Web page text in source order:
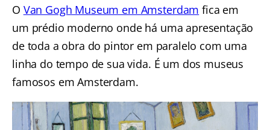
O Van Gogh Museum em Amsterdam fica em
um prédio moderno onde há uma apresentação
de toda a obra do pintor em paralelo com uma
linha do tempo de sua vida. É um dos museus
famosos em Amsterdam.